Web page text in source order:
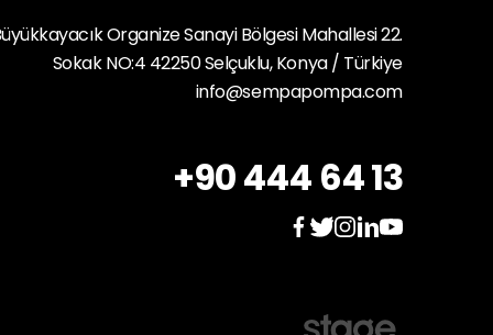
Organize Sanayi Bölgesi Mahallesi 22.
Sokak NO:4 42250 Selçuklu, Konya / Türkiye
info@sempapompa.com
+90 444 64 13